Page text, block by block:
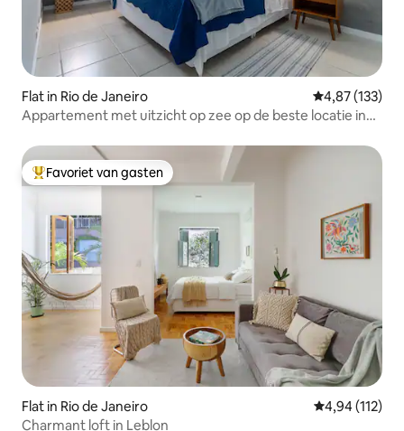
Flat in Rio de Janeiro Gemiddelde
4,87 (133)
Appartement met uitzicht op zee op de beste locatie in
Topfavoriet van gasten
Favoriet van gasten
Flat in Rio de Janeiro Gemiddelde
4,94 (112)
Charmant loft in Leblon